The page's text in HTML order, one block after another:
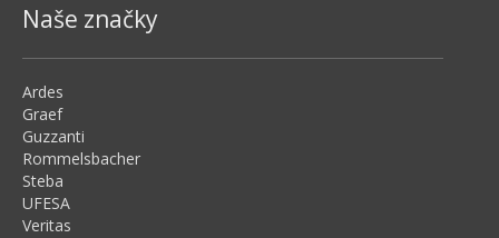
Naše značky
Ardes
Graef
Guzzanti
Rommelsbacher
Steba
UFESA
Veritas